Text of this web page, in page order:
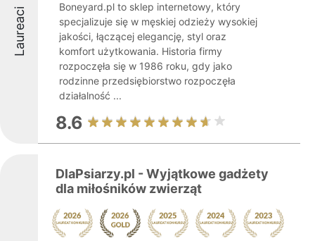
Laureaci
Boneyard.pl to sklep internetowy, który
specjalizuje się w męskiej odzieży wysokiej
jakości, łączącej elegancję, styl oraz
komfort użytkowania. Historia firmy
rozpoczęła się w 1986 roku, gdy jako
rodzinne przedsiębiorstwo rozpoczęła
działalność ...
8.6
DlaPsiarzy.pl - Wyjątkowe gadżety
dla miłośników zwierząt